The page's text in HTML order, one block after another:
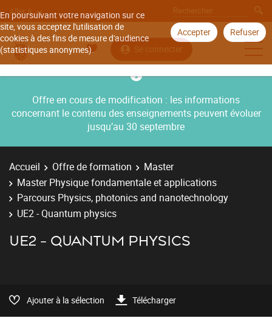
En poursuivant votre navigation sur ce
site, vous acceptez l'utilisation de
cookies à des fins de mesure d'audience
(statistiques anonymes).
Accepter Refuser
Aller à
Se connecter
Offre en cours de modification : les informations
concernant le contenu des enseignements peuvent évoluer
jusqu’au 30 septembre
Accueil Offre de formation
Master
Master Physique fondamentale et applications
Parcours Physics, photonics and nanotechnology
UE2 - Quantum physics
UE2 - QUANTUM PHYSICS
Ajouter à la sélection Télécharger